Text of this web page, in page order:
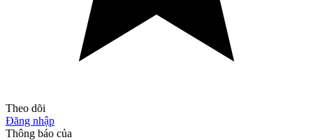
Theo dõi
Đăng nhập
Thông báo của